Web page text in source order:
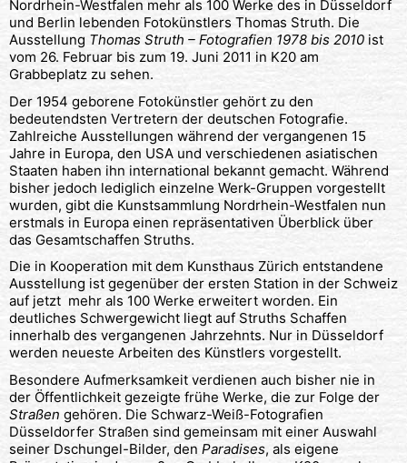
Nordrhein-Westfalen mehr als 100 Werke des in Düsseldorf
und Berlin lebenden Fotokünstlers Thomas Struth. Die
Ausstellung Thomas Struth – Fotografien 1978 bis 2010 ist
vom 26. Februar bis zum 19. Juni 2011 in K20 am
Grabbeplatz zu sehen.
Der 1954 geborene Fotokünstler gehört zu den
bedeutendsten Vertretern der deutschen Fotografie.
Zahlreiche Ausstellungen während der vergangenen 15
Jahre in Europa, den USA und verschiedenen asiatischen
Staaten haben ihn international bekannt gemacht. Während
bisher jedoch lediglich einzelne Werk-Gruppen vorgestellt
wurden, gibt die Kunstsammlung Nordrhein-Westfalen nun
erstmals in Europa einen repräsentativen Überblick über
das Gesamtschaffen Struths.
Die in Kooperation mit dem Kunsthaus Zürich entstandene
Ausstellung ist gegenüber der ersten Station in der Schweiz
auf jetzt mehr als 100 Werke erweitert worden. Ein
deutliches Schwergewicht liegt auf Struths Schaffen
innerhalb des vergangenen Jahrzehnts. Nur in Düsseldorf
werden neueste Arbeiten des Künstlers vorgestellt.
Besondere Aufmerksamkeit verdienen auch bisher nie in
der Öffentlichkeit gezeigte frühe Werke, die zur Folge der
Straßen gehören. Die Schwarz-Weiß-Fotografien
Düsseldorfer Straßen sind gemeinsam mit einer Auswahl
seiner Dschungel-Bilder, den Paradises, als eigene